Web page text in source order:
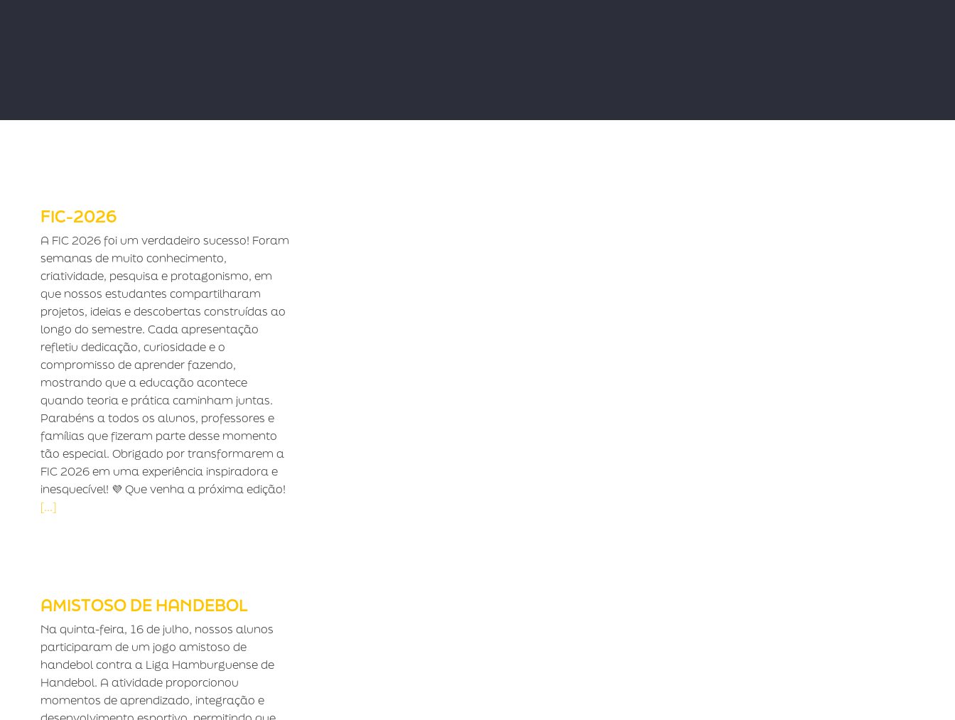
FIC-2026
A FIC 2026 foi um verdadeiro sucesso! Foram
semanas de muito conhecimento,
criatividade, pesquisa e protagonismo, em
que nossos estudantes compartilharam
projetos, ideias e descobertas construídas ao
longo do semestre. Cada apresentação
refletiu dedicação, curiosidade e o
compromisso de aprender fazendo,
mostrando que a educação acontece
quando teoria e prática caminham juntas.
Parabéns a todos os alunos, professores e
famílias que fizeram parte desse momento
tão especial. Obrigado por transformarem a
FIC 2026 em uma experiência inspiradora e
inesquecível! 💜 Que venha a próxima edição!
[...]
AMISTOSO DE HANDEBOL
Na quinta-feira, 16 de julho, nossos alunos
participaram de um jogo amistoso de
handebol contra a Liga Hamburguense de
Handebol. A atividade proporcionou
momentos de aprendizado, integração e